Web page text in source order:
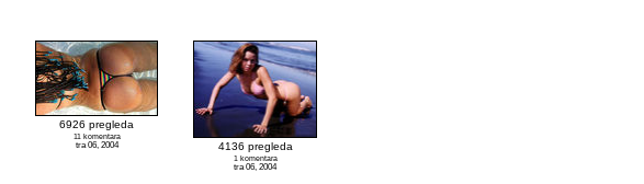
6926 pregleda
11 komentara
tra 06, 2004 4136 pregleda
1 komentara
tra 06, 2004